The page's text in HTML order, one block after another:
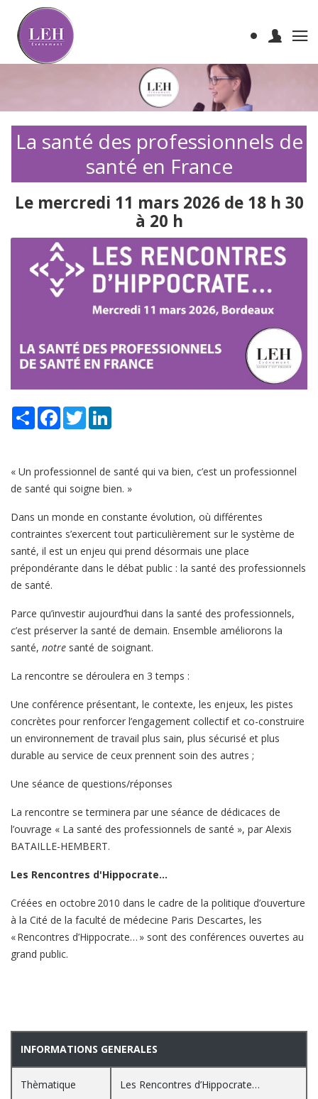
La santé des professionnels de
santé en France
Le mercredi 11 mars 2026 de 18 h 30
à 20 h
Share Facebook
Twitter
« Un professionnel de santé qui va bien, c’est un professionnel
de santé qui soigne bien. »
Dans un monde en constante évolution, où différentes
contraintes s’exercent tout particulièrement sur le système de
santé, il est un enjeu qui prend désormais une place
prépondérante dans le débat public : la santé des professionnels
de santé.
Parce qu’investir aujourd’hui dans la santé des professionnels,
c’est préserver la santé de demain. Ensemble améliorons la
santé, notre santé de soignant.
La rencontre se déroulera en 3 temps :
Une conférence présentant, le contexte, les enjeux, les pistes
concrètes pour renforcer l’engagement collectif et co-construire
un environnement de travail plus sain, plus sécurisé et plus
durable au service de ceux prennent soin des autres ;
Une séance de questions/réponses
La rencontre se terminera par une séance de dédicaces de
l’ouvrage « La santé des professionnels de santé », par Alexis
BATAILLE-HEMBERT.
Les Rencontres d'Hippocrate…
Créées en octobre 2010 dans le cadre de la politique d’ouverture
à la Cité de la faculté de médecine Paris Descartes, les
« Rencontres d’Hippocrate… » sont des conférences ouvertes au
grand public.
INFORMATIONS GENERALES
Thèmatique Les Rencontres d’Hippocrate…